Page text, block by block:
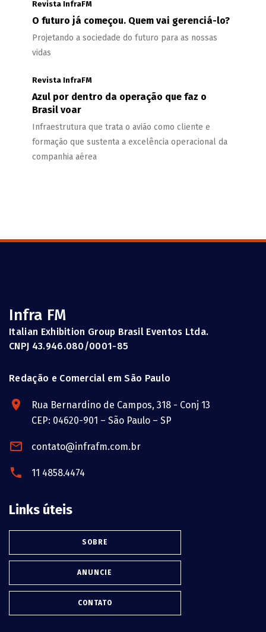
Revista InfraFM
O futuro já começou. Quem vai gerenciá-lo?
Projetando a sociedade do futuro para as nossas
vidas
Revista InfraFM
Azul por dentro da operação que faz o
Brasil voar
Infraestrutura que trata o avião como cliente e
formação que sustenta a excelência operacional da
companhia aérea
Infra FM
Italian Exhibition Group Brasil Eventos Ltda.
CNPJ 43.946.080/0001-85
Redação e Comercial em São Paulo
Rua Bernardino de Campos, 318 - Conj 13
CEP: 04620-901 – São Paulo – SP
contato@infrafm.com.br
11 4858.4474
Links úteis
SOBRE
ANUNCIE
CONTATO